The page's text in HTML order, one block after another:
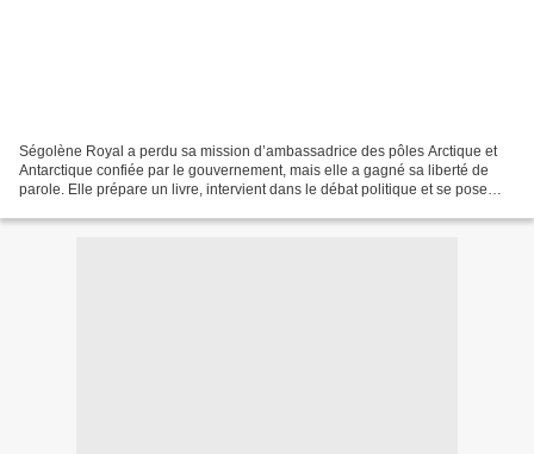
Ségolène Royal a perdu sa mission d’ambassadrice des pôles Arctique et
Antarctique confiée par le gouvernement, mais elle a gagné sa liberté de
parole. Elle prépare un livre, intervient dans le débat politique et se pose